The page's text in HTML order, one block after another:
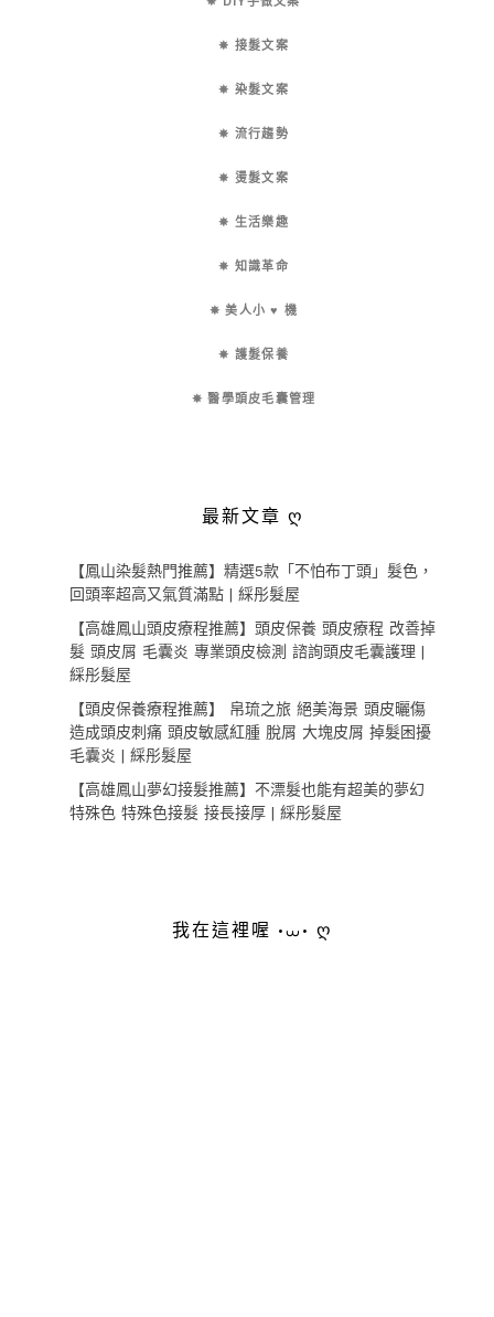
✵ 接髮文案
✵ 染髮文案
✵ 流行趨勢
✵ 燙髮文案
✵ 生活樂趣
✵ 知識革命
✵ 美人小 ♥ 機
✵ 護髮保養
✵ 醫學頭皮毛囊管理
最新文章 ღ
【鳳山染髮熱門推薦】精選5款「不怕布丁頭」髮色，
回頭率超高又氣質滿點 | 綵彤髮屋
【高雄鳳山頭皮療程推薦】頭皮保養 頭皮療程 改善掉
髮 頭皮屑 毛囊炎 專業頭皮檢測 諮詢頭皮毛囊護理 |
綵彤髮屋
【頭皮保養療程推薦】 帛琉之旅 絕美海景 頭皮曬傷
造成頭皮刺痛 頭皮敏感紅腫 脫屑 大塊皮屑 掉髮困擾
毛囊炎 | 綵彤髮屋
【高雄鳳山夢幻接髮推薦】不漂髮也能有超美的夢幻
特殊色 特殊色接髮 接長接厚 | 綵彤髮屋
我在這裡喔 •⩊• ღ